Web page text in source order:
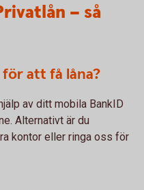
– så
att få låna?
av ditt mobila BankID
Alternativt är du
kontor eller ringa oss för